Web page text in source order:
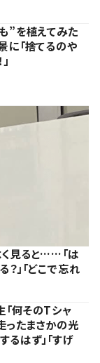
”を植えてみた
「捨てるのや
く見ると……「は
？」「どこで忘れ
何そのTシャ
ったまさかの光
はず」「すげ